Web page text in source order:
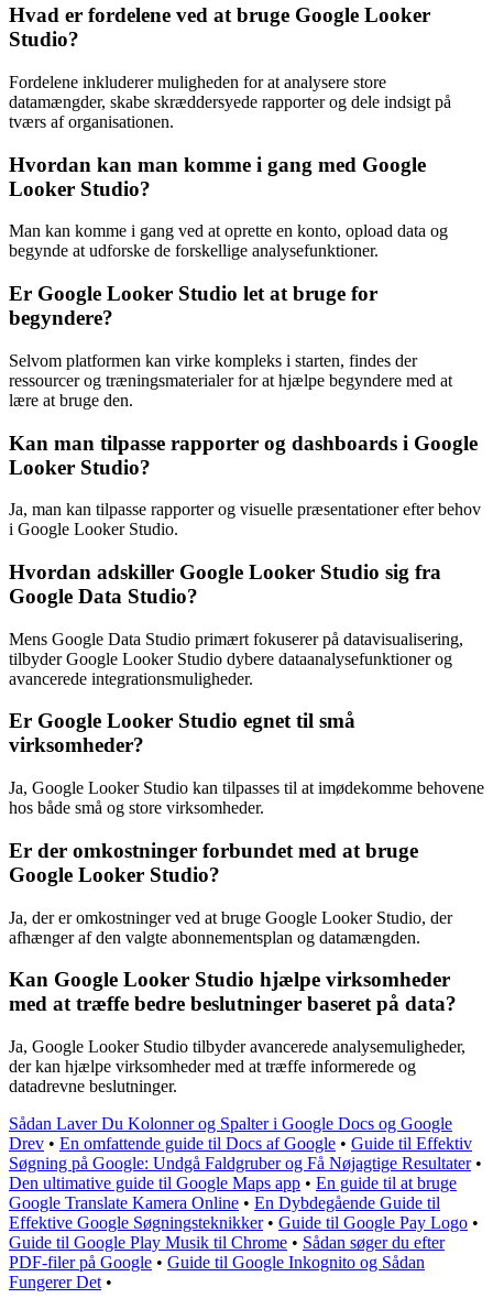
Hvad er fordelene ved at bruge Google Looker
Studio?
Fordelene inkluderer muligheden for at analysere store
datamængder, skabe skræddersyede rapporter og dele indsigt på
tværs af organisationen.
Hvordan kan man komme i gang med Google
Looker Studio?
Man kan komme i gang ved at oprette en konto, opload data og
begynde at udforske de forskellige analysefunktioner.
Er Google Looker Studio let at bruge for
begyndere?
Selvom platformen kan virke kompleks i starten, findes der
ressourcer og træningsmaterialer for at hjælpe begyndere med at
lære at bruge den.
Kan man tilpasse rapporter og dashboards i Google
Looker Studio?
Ja, man kan tilpasse rapporter og visuelle præsentationer efter behov
i Google Looker Studio.
Hvordan adskiller Google Looker Studio sig fra
Google Data Studio?
Mens Google Data Studio primært fokuserer på datavisualisering,
tilbyder Google Looker Studio dybere dataanalysefunktioner og
avancerede integrationsmuligheder.
Er Google Looker Studio egnet til små
virksomheder?
Ja, Google Looker Studio kan tilpasses til at imødekomme behovene
hos både små og store virksomheder.
Er der omkostninger forbundet med at bruge
Google Looker Studio?
Ja, der er omkostninger ved at bruge Google Looker Studio, der
afhænger af den valgte abonnementsplan og datamængden.
Kan Google Looker Studio hjælpe virksomheder
med at træffe bedre beslutninger baseret på data?
Ja, Google Looker Studio tilbyder avancerede analysemuligheder,
der kan hjælpe virksomheder med at træffe informerede og
datadrevne beslutninger.
Sådan Laver Du Kolonner og Spalter i Google Docs og Google
Drev • En omfattende guide til Docs af Google • Guide til Effektiv
Søgning på Google: Undgå Faldgruber og Få Nøjagtige Resultater•
Den ultimative guide til Google Maps app • En guide til at bruge
Google Translate Kamera Online • En Dybdegående Guide til
Effektive Google Søgningsteknikker• Guide til Google Pay Logo •
Guide til Google Play Musik til Chrome • Sådan søger du efter
PDF-filer på Google • Guide til Google Inkognito og Sådan
Fungerer Det •